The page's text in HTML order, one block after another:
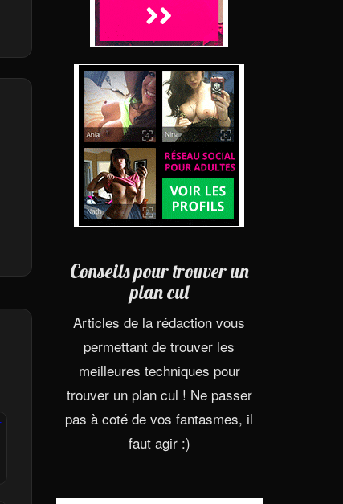
Conseils pour trouver un
plan cul
Articles de la rédaction vous
permettant de trouver les
meilleures techniques pour
trouver un plan cul ! Ne passer
pas à coté de vos fantasmes, il
faut agir :)